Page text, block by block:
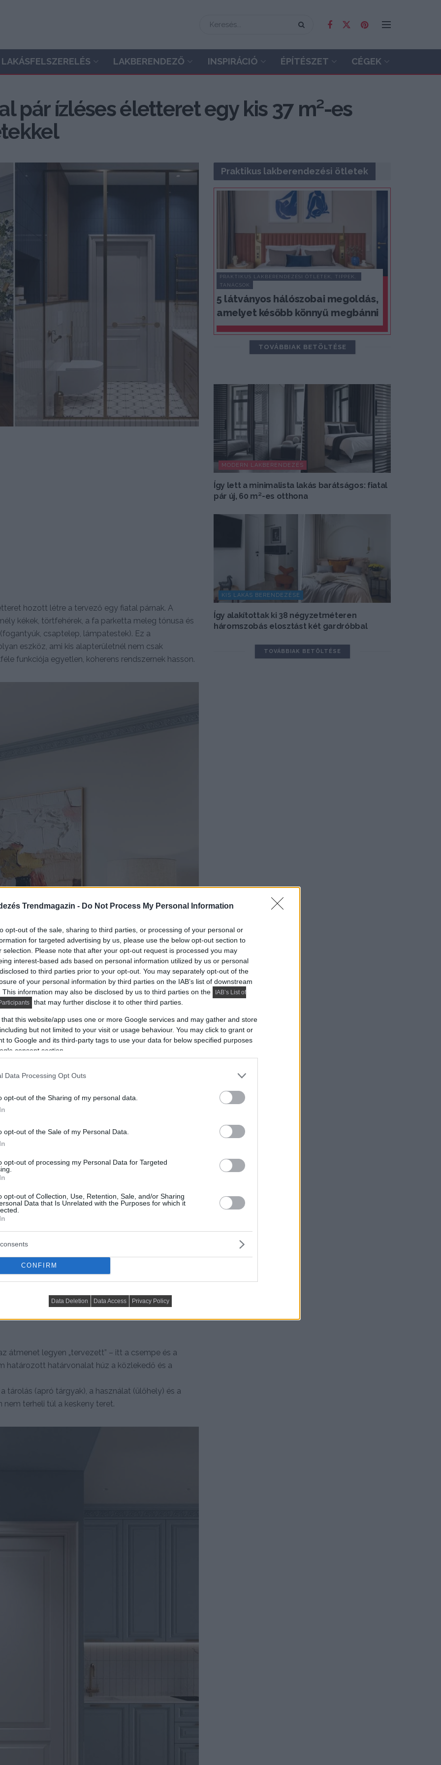
Trendmagazin - Do Not Process My Personal Information
opt-out of the sale, sharing to third parties, or processing of your personal or
for targeted advertising by us, please use the below opt-out section to
selection. Please note that after your opt-out request is processed you may
interest-based ads based on personal information utilized by us or personal
to third parties prior to your opt-out. You may separately opt-out of the
of your personal information by third parties on the IAB’s list of downstream
This information may also be disclosed by us to third parties on the
IAB’s List of
that may further disclose it to other third parties.
that this website/app uses one or more Google services and may gather and store
but not limited to your visit or usage behaviour. You may click to grant or
to Google and its third-party tags to use your data for below specified purposes
consent section.
Data Processing Opt Outs
opt-out of the Sharing of my personal data.
opt-out of the Sale of my Personal Data.
opt-out of processing my Personal Data for Targeted
opt-out of Collection, Use, Retention, Sale, and/or Sharing
Data that Is Unrelated with the Purposes for which it
CONFIRM
Data Deletion Data Access Privacy Policy
LAKÁSFELSZERELÉS LAKBERENDEZŐ INSPIRÁCIÓ ÉPÍTÉSZET CÉGEK
pár ízléses életteret egy kis 37 m²-es
hozott létre a tervező egy fiatal párnak. A
kékek, törtfehérek, a fa parketta meleg tónusa és
csaptelep, lámpatestek). Ez a
eszköz, ami kis alapterületnél nem csak
funkciója egyetlen, koherens rendszernek hasson.
az előszobából rövid közlekedőn át nyílik
helyet a háló, a fürdő pedig a kis alapterület ellenére
arányok és díszítőelemek (falpárkányok, kazettás
bútorzat „dolgozza össze” – ettől az enteriőr
nélkül.
közlekedés
a mintás, világos csempe egy külön „fogadó”
kijelöli az előteret. A kis konzol lebegő
egy könnyen mozgatható ülőpuff került – ez a
centi számít, és a cipőfelvételhez kell egy gyors
átmenet legyen „tervezett” – itt a csempe és a
határozott határvonalat húz a közlekedő és a
tárolás (apró tárgyak), a használat (ülőhely) és a
terheli túl a keskeny teret.
Praktikus lakberendezési ötletek
PRAKTIKUS LAKBERENDEZÉSI ÖTLETEK, TIPPEK,
TANÁCSOK
5 látványos hálószobai megoldás,
amelyet később könnyű megbánni
TOVÁBBIAK BETÖLTÉSE
MODERN LAKBERENDEZÉS
Így lett a minimalista lakás barátságos: fiatal
pár új, 60 m²-es otthona
KIS LAKÁS BERENDEZÉSE
Így alakítottak ki 38 négyzetméteren
háromszobás elosztást két gardróbbal
TOVÁBBIAK BETÖLTÉSE